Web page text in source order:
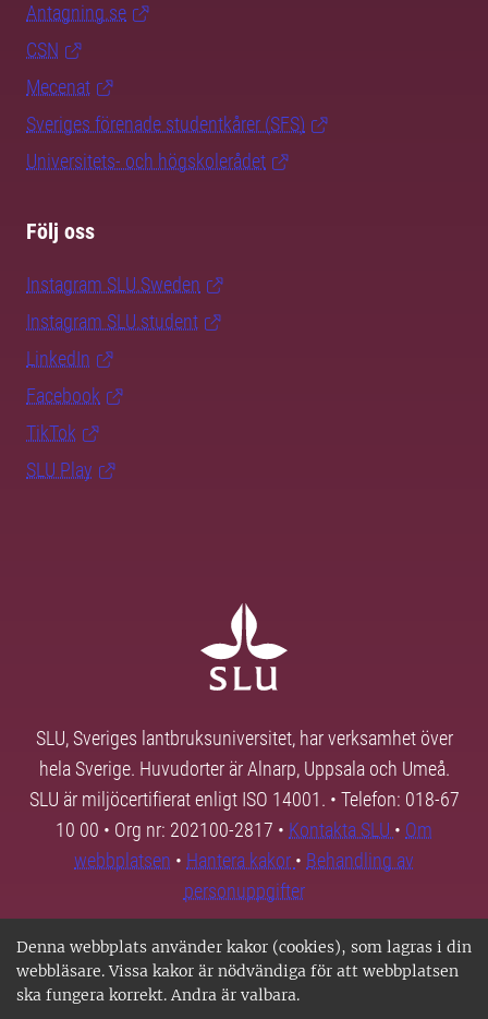
Denna webbplats använder kakor (cookies), som lagras i din
webbläsare. Vissa kakor är nödvändiga för att webbplatsen
ska fungera korrekt. Andra är valbara.
Antagning.se
CSN
Mecenat
Sveriges förenade studentkårer (SFS)
Universitets- och högskolerådet
Följ oss
Instagram SLU.Sweden
Instagram SLU.student
LinkedIn
Facebook
TikTok
SLU Play
SLU, Sveriges lantbruksuniversitet, har verksamhet över
hela Sverige. Huvudorter är Alnarp, Uppsala och Umeå.
SLU är miljöcertifierat enligt ISO 14001. • Telefon: 018-67
10 00 • Org nr: 202100-2817 • Kontakta SLU • Om
webbplatsen • Hantera kakor • Behandling av
personuppgifter